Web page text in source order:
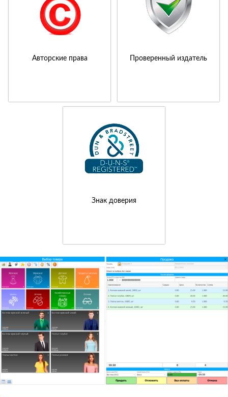
Авторские права Проверенный издатель
Знак доверия